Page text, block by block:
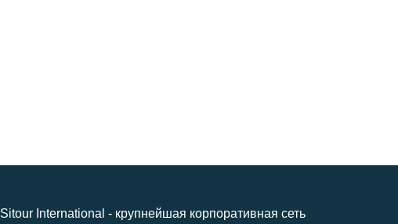
Sitour International - крупнейшая корпоративная сеть